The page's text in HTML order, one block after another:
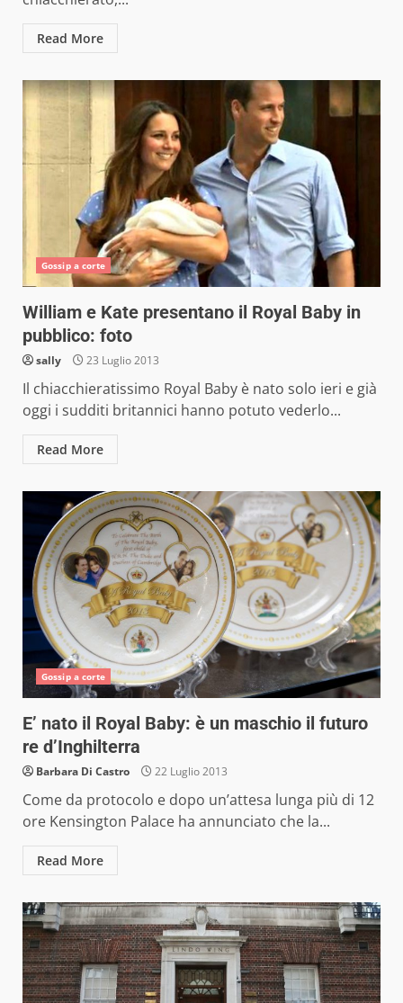
Read More
Gossip a corte
William e Kate presentano il Royal Baby in
pubblico: foto
sally 23 Luglio 2013
Il chiacchieratissimo Royal Baby è nato solo ieri e già
oggi i sudditi britannici hanno potuto vederlo...
Read More
Gossip a corte
E’ nato il Royal Baby: è un maschio il futuro
re d’Inghilterra
Barbara Di Castro 22 Luglio 2013
Come da protocolo e dopo un’attesa lunga più di 12
ore Kensington Palace ha annunciato che la...
Read More